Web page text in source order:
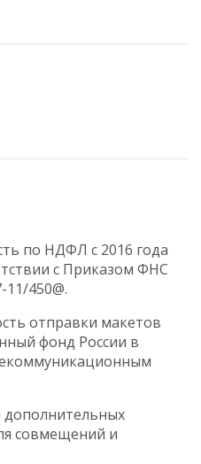
по НДФЛ с 2016 года
с Приказом ФНС
450@.
отправки макетов
фонд России в
совмещений и